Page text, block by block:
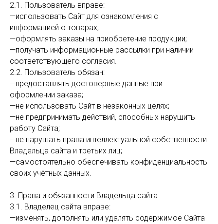
2.1. Пользователь вправе:
—использовать Сайт для ознакомления с
информацией о товарах;
—оформлять заказы на приобретение продукции;
—получать информационные рассылки при наличии
соответствующего согласия.
2.2. Пользователь обязан:
—предоставлять достоверные данные при
оформлении заказа;
—не использовать Сайт в незаконных целях;
—не предпринимать действий, способных нарушить
работу Сайта;
—не нарушать права интеллектуальной собственности
Владельца сайта и третьих лиц;
—самостоятельно обеспечивать конфиденциальность
своих учётных данных.
3. Права и обязанности Владельца сайта
3.1. Владелец сайта вправе:
—изменять, дополнять или удалять содержимое Сайта